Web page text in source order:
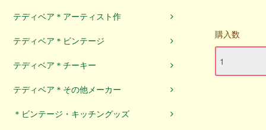
テディベア＊アーティスト作
テディベア＊ビンテージ
テディベア＊チーキー
テディベア＊その他メーカー
＊ビンテージ・キッチングッズ
購入数